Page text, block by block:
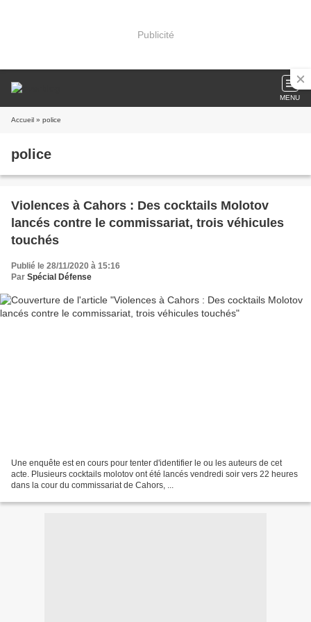
Publicité
MENU
Accueil » police
police
Violences à Cahors : Des cocktails Molotov
lancés contre le commissariat, trois véhicules
touchés
Publié le 28/11/2020 à 15:16
Par Spécial Défense
Une enquête est en cours pour tenter d'identifier le ou les auteurs de cet
acte. Plusieurs cocktails molotov ont été lancés vendredi soir vers 22 heures
dans la cour du commissariat de Cahors, ...